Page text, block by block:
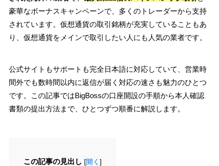
豪華なボーナスキャンペーンで、多くのトレーダーから支持
されています。仮想通貨の取引銘柄が充実していることもあ
り、仮想通貨をメインで取引したい人にも人気の業者です。
公式サイトもサポートも完全日本語に対応していて、営業時
間外でも数時間以内に返信が届く対応の速さも魅力のひとつ
です。この記事ではBigBossの口座開設の手順から本人確認
書類の提出方法まで、ひとつずつ順番に解説します。
この記事の見出し [開く ]